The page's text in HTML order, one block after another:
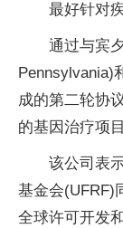
最好针对
通过与宾
Pennsylvania)
成的第二轮协
的基因治疗项
该公司表
基金会(UFRF)
全球许可开发